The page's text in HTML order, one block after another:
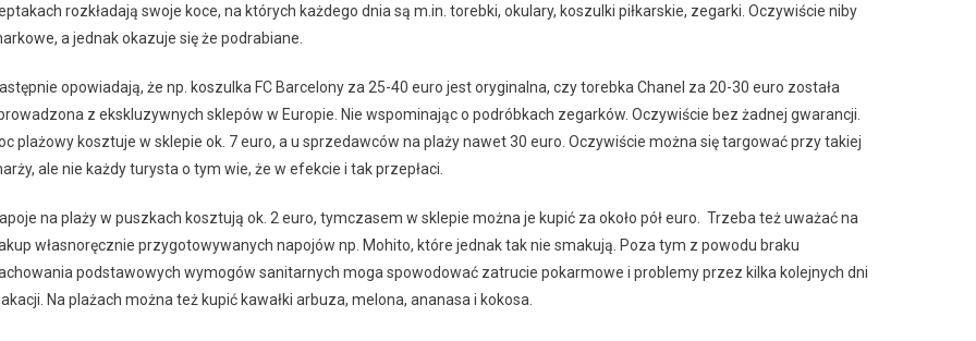
rozkładają swoje koce, na których każdego dnia są m.in. torebki, okulary, koszulki piłkarskie, zegarki. Oczywiście niby
a jednak okazuje się że podrabiane.
opowiadają, że np. koszulka FC Barcelony za 25-40 euro jest oryginalna, czy torebka Chanel za 20-30 euro została
z ekskluzywnych sklepów w Europie. Nie wspominając o podróbkach zegarków. Oczywiście bez żadnej gwarancji.
plażowy kosztuje w sklepie ok. 7 euro, a u sprzedawców na plaży nawet 30 euro. Oczywiście można się targować przy takiej
ale nie każdy turysta o tym wie, że w efekcie i tak przepłaci.
na plaży w puszkach kosztują ok. 2 euro, tymczasem w sklepie można je kupić za około pół euro. Trzeba też uważać na
własnoręcznie przygotowywanych napojów np. Mohito, które jednak tak nie smakują. Poza tym z powodu braku
podstawowych wymogów sanitarnych moga spowodować zatrucie pokarmowe i problemy przez kilka kolejnych dni
Na plażach można też kupić kawałki arbuza, melona, ananasa i kokosa.